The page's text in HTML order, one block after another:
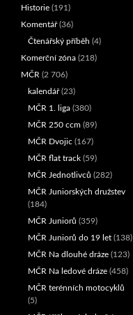
Historie (191)
Komentář(36)
Čtenářský příběh (4)
Komerční zóna (218)
MČR (2 706)
kalendář(23)
MČR 1. liga (380)
MČR 250 ccm (89)
MČR Dvojic (167)
MČR flat track (59)
MČR Jednotlivců (282)
MČR Juniorských družstev
(184)
MČR Juniorů (359)
MČR Juniorů do 19 let (138)
MČR Na dlouhé dráze (123)
MČR Na ledové dráze (458)
MČR terénních motocyklů
(5)